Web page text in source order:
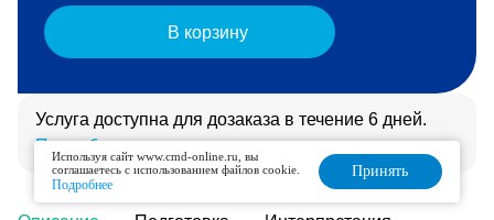
В корзину
Услуга доступна для дозаказа в течение 6 дней.
Подробнее
Используя сайт www.cmd-online.ru, вы
соглашаетесь с использованием файлов cookie.
Подробнее
Принять